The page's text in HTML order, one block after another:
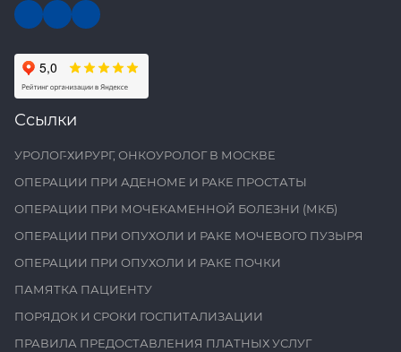
Ссылки
УРОЛОГ-ХИРУРГ, ОНКОУРОЛОГ В МОСКВЕ
ОПЕРАЦИИ ПРИ АДЕНОМЕ И РАКЕ ПРОСТАТЫ
ОПЕРАЦИИ ПРИ МОЧЕКАМЕННОЙ БОЛЕЗНИ (МКБ)
ОПЕРАЦИИ ПРИ ОПУХОЛИ И РАКЕ МОЧЕВОГО ПУЗЫРЯ
ОПЕРАЦИИ ПРИ ОПУХОЛИ И РАКЕ ПОЧКИ
ПАМЯТКА ПАЦИЕНТУ
ПОРЯДОК И СРОКИ ГОСПИТАЛИЗАЦИИ
ПРАВИЛА ПРЕДОСТАВЛЕНИЯ ПЛАТНЫХ УСЛУГ